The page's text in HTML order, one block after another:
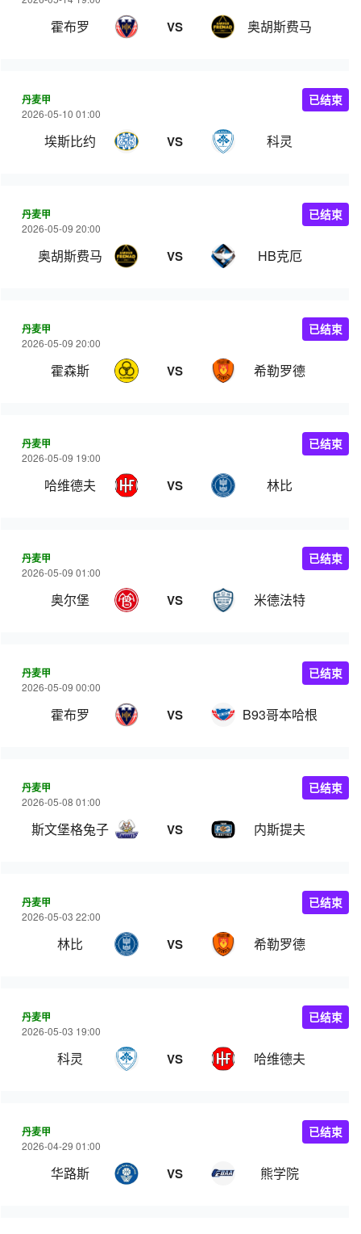
霍布罗 VS 奥胡斯费马
丹麦甲
2026-05-10 01:00
埃斯比约 VS 科灵
已结束
丹麦甲
2026-05-09 20:00
奥胡斯费马 VS HB克厄
已结束
丹麦甲
2026-05-09 20:00
霍森斯 VS 希勒罗德
已结束
丹麦甲
2026-05-09 19:00
哈维德夫 VS 林比
已结束
丹麦甲
2026-05-09 01:00
奥尔堡 VS 米德法特
已结束
丹麦甲
2026-05-09 00:00
霍布罗 VS B93哥本哈根
已结束
丹麦甲
2026-05-08 01:00
斯文堡格兔子 VS 内斯提夫
已结束
丹麦甲
2026-05-03 22:00
林比 VS 希勒罗德
已结束
丹麦甲
2026-05-03 19:00
科灵 VS 哈维德夫
已结束
丹麦甲
2026-04-29 01:00
华路斯 VS 熊学院
已结束